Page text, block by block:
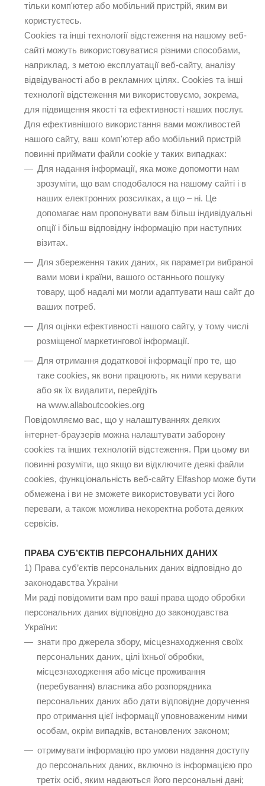
тільки комп'ютер або мобільний пристрій, яким ви
користуєтесь.
Cookies та інші технології відстеження на нашому веб-
сайті можуть використовуватися різними способами,
наприклад, з метою експлуатації веб-сайту, аналізу
відвідуваності або в рекламних цілях. Cookies та інші
технології відстеження ми використовуємо, зокрема,
для підвищення якості та ефективності наших послуг.
Для ефективнішого використання вами можливостей
нашого сайту, ваш комп'ютер або мобільний пристрій
повинні приймати файли cookie у таких випадках:
Для надання інформації, яка може допомогти нам
зрозуміти, що вам сподобалося на нашому сайті і в
наших електронних розсилках, а що – ні. Це
допомагає нам пропонувати вам більш індивідуальні
опції і більш відповідну інформацію при наступних
візитах.
Для збереження таких даних, як параметри вибраної
вами мови і країни, вашого останнього пошуку
товару, щоб надалі ми могли адаптувати наш сайт до
ваших потреб.
Для оцінки ефективності нашого сайту, у тому числі
розміщеної маркетингової інформації.
Для отримання додаткової інформації про те, що
таке cookies, як вони працюють, як ними керувати
або як їх видалити, перейдіть
на www.allaboutcookies.org
Повідомляємо вас, що у налаштуваннях деяких
інтернет-браузерів можна налаштувати заборону
cookies та інших технологій відстеження. При цьому ви
повинні розуміти, що якщо ви відключите деякі файли
cookies, функціональність веб-сайту Elfashop може бути
обмежена і ви не зможете використовувати усі його
переваги, а також можлива некоректна робота деяких
сервісів.
ПРАВА СУБ’ЄКТІВ ПЕРСОНАЛЬНИХ ДАНИХ
1) Права суб’єктів персональних даних відповідно до
законодавства України
Ми раді повідомити вам про ваші права щодо обробки
персональних даних відповідно до законодавства
України:
знати про джерела збору, місцезнаходження своїх
персональних даних, цілі їхньої обробки,
місцезнаходження або місце проживання
(перебування) власника або розпорядника
персональних даних або дати відповідне доручення
про отримання цієї інформації уповноваженим ними
особам, окрім випадків, встановлених законом;
отримувати інформацію про умови надання доступу
до персональних даних, включно із інформацією про
третіх осіб, яким надаються його персональні дані;